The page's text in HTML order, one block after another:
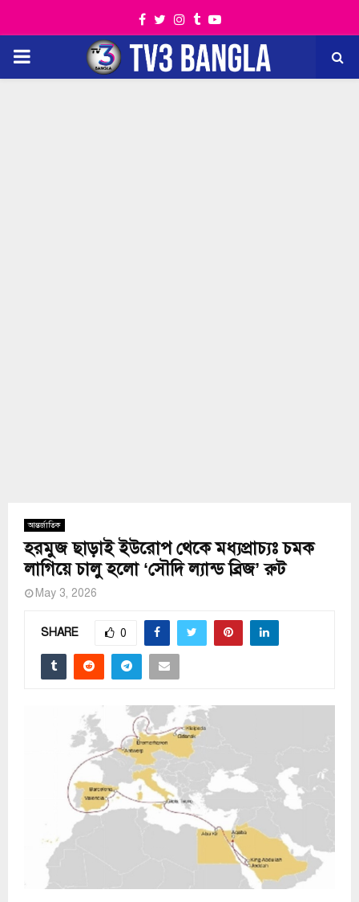
Facebook
TwitterInstagram
TumblrYoutube
PRIMARY
আন্তর্জাতিক
হরমুজ ছাড়াই ইউরোপ থেকে মধ্যপ্রাচ্যঃ চমক
লাগিয়ে চালু হলো ‘সৌদি ল্যান্ড ব্রিজ’ রুট
May 3, 2026
SHARE 0